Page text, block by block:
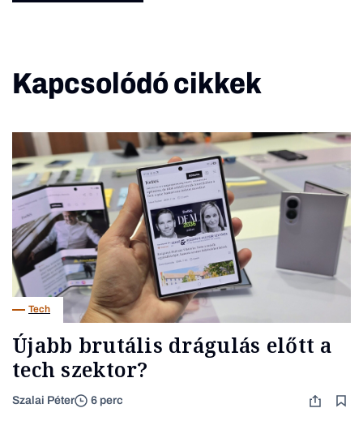
Kapcsolódó cikkek
Tech
Újabb brutális drágulás előtt a
tech szektor?
Szalai Péter 6 perc